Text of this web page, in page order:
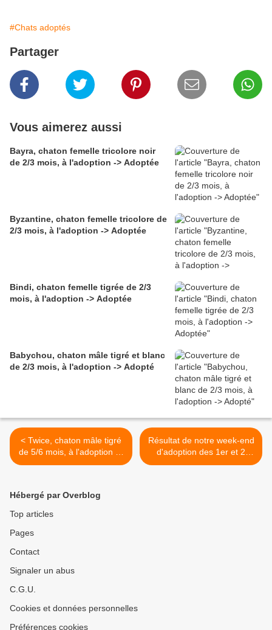
#Chats adoptés
Partager
Vous aimerez aussi
Bayra, chaton femelle tricolore noir
de 2/3 mois, à l'adoption -> Adoptée
Byzantine, chaton femelle tricolore de
2/3 mois, à l'adoption -> Adoptée
Bindi, chaton femelle tigrée de 2/3
mois, à l'adoption -> Adoptée
Babychou, chaton mâle tigré et blanc
de 2/3 mois, à l'adoption -> Adopté
< Twice, chaton mâle tigré
de 5/6 mois, à l'adoption ->
adopté
Résultat de notre week-end
d'adoption des 1er et 2
octobre 2022 ! >
Hébergé par Overblog
Top articles
Pages
Contact
Signaler un abus
C.G.U.
Cookies et données personnelles
Préférences cookies